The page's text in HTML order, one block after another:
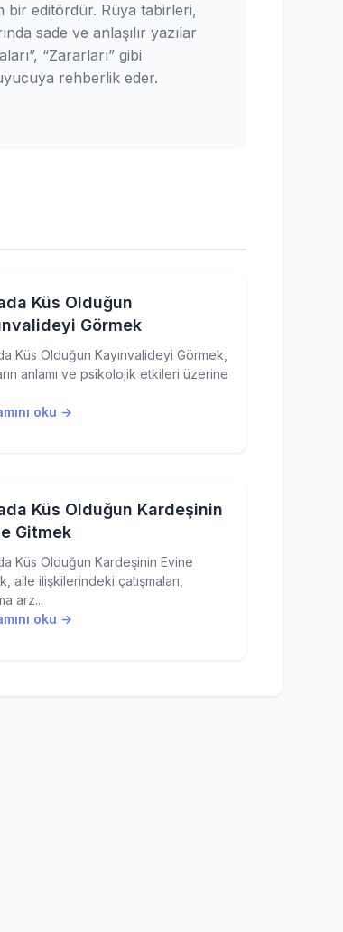
bir editördür. Rüya tabirleri,
sade ve anlaşılır yazılar
“Zararları” gibi
rehberlik eder.
Küs Olduğun
Görmek
Küs Olduğun Kayınvalideyi Görmek,
anlamı ve psikolojik etkileri üzerine
oku →
Küs Olduğun Kardeşinin
Gitmek
Küs Olduğun Kardeşinin Evine
aile ilişkilerindeki çatışmaları,
arz...
oku →